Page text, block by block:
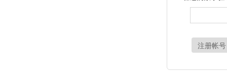
注册帐号